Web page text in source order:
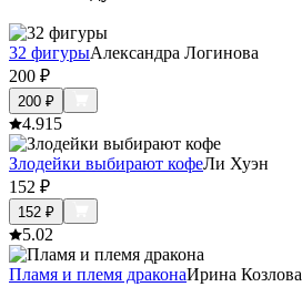
32 фигурыАлександра Логинова
200 ₽
200 ₽
4.915
Злодейки выбирают кофеЛи Хуэн
152 ₽
152 ₽
5.02
Пламя и племя драконаИрина Козлова